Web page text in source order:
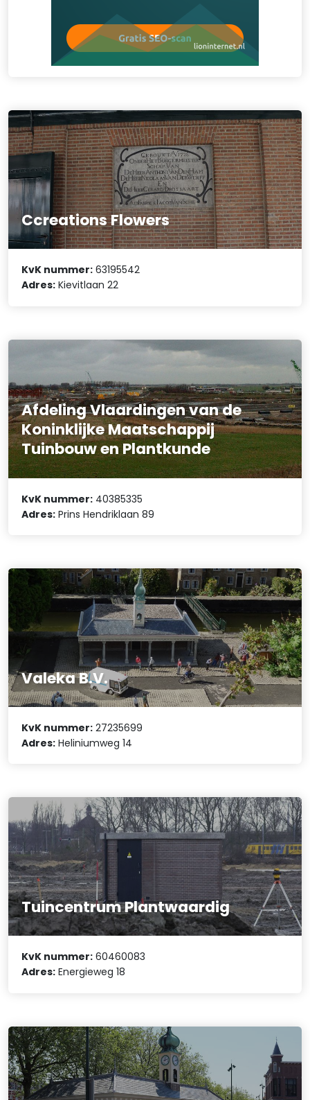
Ccreations Flowers
KvK nummer: 63195542
Adres: Kievitlaan 22
Afdeling Vlaardingen van de
Koninklijke Maatschappij
Tuinbouw en Plantkunde
KvK nummer: 40385335
Adres: Prins Hendriklaan 89
Valeka B.V.
KvK nummer: 27235699
Adres: Heliniumweg 14
Tuincentrum Plantwaardig
KvK nummer: 60460083
Adres: Energieweg 18